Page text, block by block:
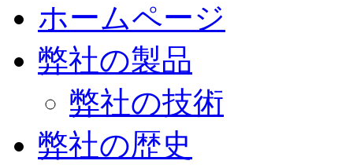
ホームページ
弊社の製品
弊社の技術
弊社の歴史